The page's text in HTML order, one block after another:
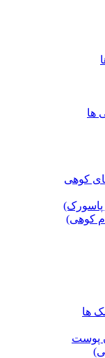
ها
کوهی
پاسورک)
کوهی)
ها
پوست